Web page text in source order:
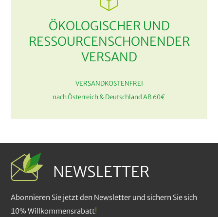
ÖKOLOGISCHER UND
RESSOURCENSCHONENDER
VERSAND
VERSANDKOSTENFREI
nach Österreich & Deutschland AB 60€
NEWSLETTER
Abonnieren Sie jetzt den Newsletter und sichern Sie sich
10% Willkommensrabatt!